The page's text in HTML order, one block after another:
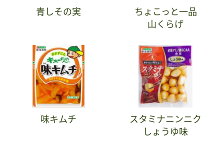
青しその実
ちょこっと一品
山くらげ
味キムチ
スタミナニンニク
しょうゆ味